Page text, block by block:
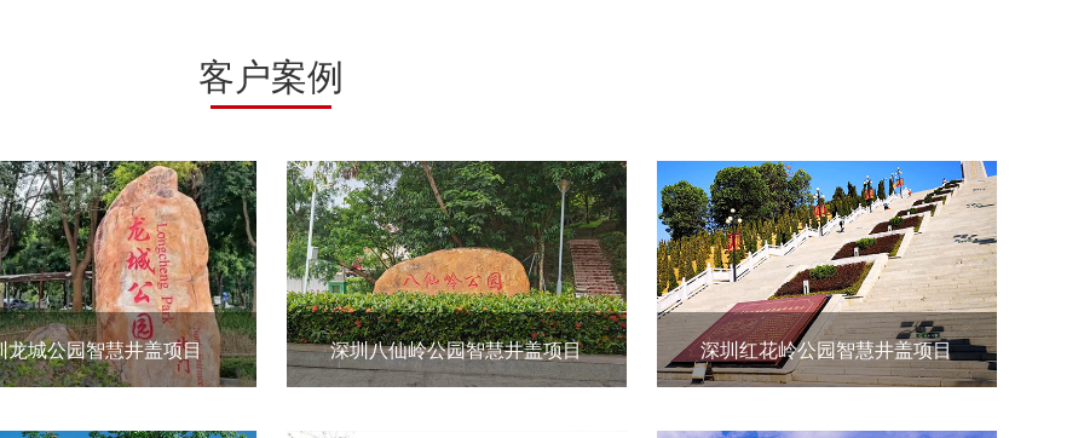
客户案例
龙城公园智慧井盖项目 深圳八仙岭公园智慧井盖项目 深圳红花岭公园智慧井盖项目